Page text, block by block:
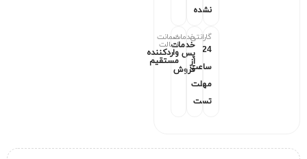
نشده
گارانتی
24
ساعت
مهلت
تست
خدمات
خدمات
پس
از
فروش
ضمانت
اصالت
واردکننده
مستقیم